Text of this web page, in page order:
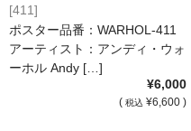
[411]
ポスター品番：WARHOL-411
アーティスト：アンディ・ウォ
ーホル Andy […]
¥6,000
( 税込 ¥6,600 )